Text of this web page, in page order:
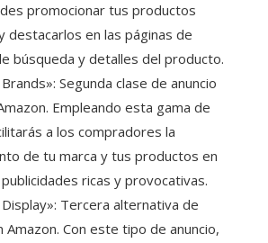
promocionar tus productos
destacarlos en las páginas de
búsqueda y detalles del producto.
Segunda clase de anuncio
Empleando esta gama de
a los compradores la
de tu marca y tus productos en
ricas y provocativas.
Tercera alternativa de
Amazon. Con este tipo de anuncio,